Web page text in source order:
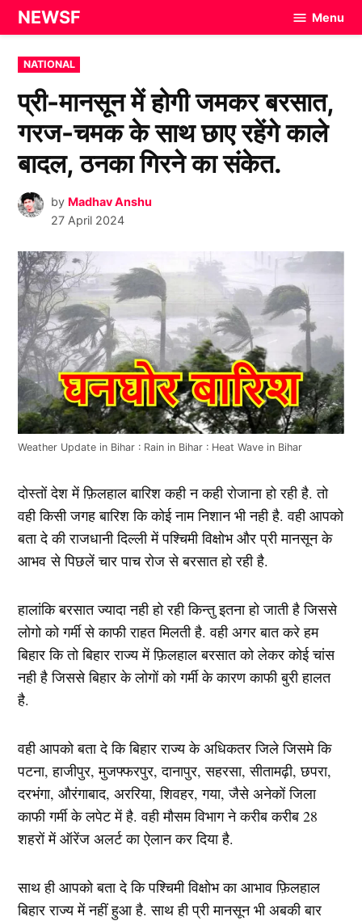
Skip
to
content
NEWSF Menu
POSTED
IN
NATIONAL
प्री-मानसून में होगी जमकर बरसात,
गरज-चमक के साथ छाए रहेंगे काले
बादल, ठनका गिरने का संकेत.
by Madhav Anshu
27 April 2024
Weather Update in Bihar : Rain in Bihar : Heat Wave in Bihar
दोस्तों देश में फ़िलहाल बारिश कही न कही रोजाना हो रही है. तो
वही किसी जगह बारिश कि कोई नाम निशान भी नही है. वही आपको
बता दे की राजधानी दिल्ली में पश्चिमी विक्षोभ और प्री मानसून के
आभव से पिछलें चार पाच रोज से बरसात हो रही है.
हालांकि बरसात ज्यादा नही हो रही किन्तु इतना हो जाती है जिससे
लोगो को गर्मी से काफी राहत मिलती है. वही अगर बात करे हम
बिहार कि तो बिहार राज्य में फ़िलहाल बरसात को लेकर कोई चांस
नही है जिससे बिहार के लोगों को गर्मी के कारण काफी बुरी हालत
है.
वही आपको बता दे कि बिहार राज्य के अधिकतर जिले जिसमे कि
पटना, हाजीपुर, मुजफ्फरपुर, दानापुर, सहरसा, सीतामढ़ी, छपरा,
दरभंगा, औरंगाबाद, अररिया, शिवहर, गया, जैसे अनेकों जिला
काफी गर्मी के लपेट में है. वही मौसम विभाग ने करीब करीब 28
शहरों में ऑरेंज अलर्ट का ऐलान कर दिया है.
साथ ही आपको बता दे कि पश्चिमी विक्षोभ का आभाव फ़िलहाल
बिहार राज्य में नहीं हुआ है. साथ ही प्री मानसून भी अबकी बार